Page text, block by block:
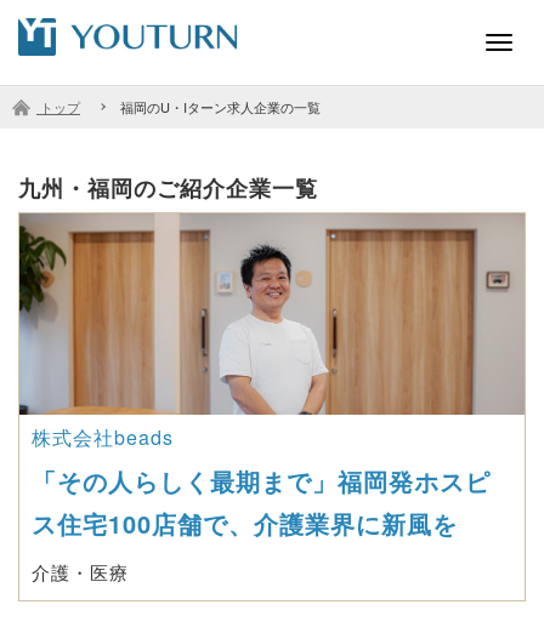
トップ 福岡のU・Iターン求人企業の一覧
九州・福岡のご紹介企業一覧
株式会社beads
「その人らしく最期まで」福岡発ホスピ
ス住宅100店舗で、介護業界に新風を
介護・医療